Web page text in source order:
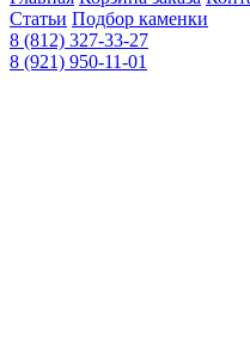
Статьи Подбор каменки
8 (812) 327-33-27
8 (921) 950-11-01